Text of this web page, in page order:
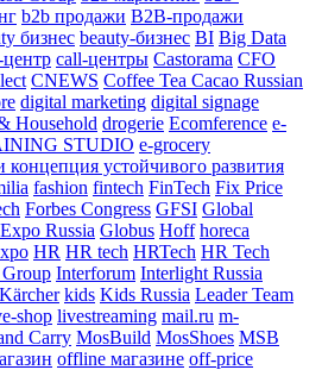
b2b продажи B2B-продажи
бизнес beauty-бизнес BI Big Data
call-центры Castorama CFO
CNEWS Coffee Tea Cacao Russian
digital marketing digital signage
Household drogerie Ecomference e-
STUDIO e-grocery
концепция устойчивого развития
fashion fintech FinTech Fix Price
Forbes Congress GFSI Global
Russia Globus Hoff horeca
HR HR tech HRTech HR Tech
Interforum Interlight Russia
Kärcher kids Kids Russia Leader Team
shop livestreaming mail.ru m-
Carry MosBuild MosShoes MSB
offline магазине off-price